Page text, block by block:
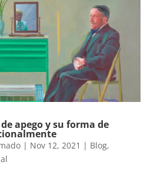
apego y su forma de
| Nov 12, 2021 | Blog,